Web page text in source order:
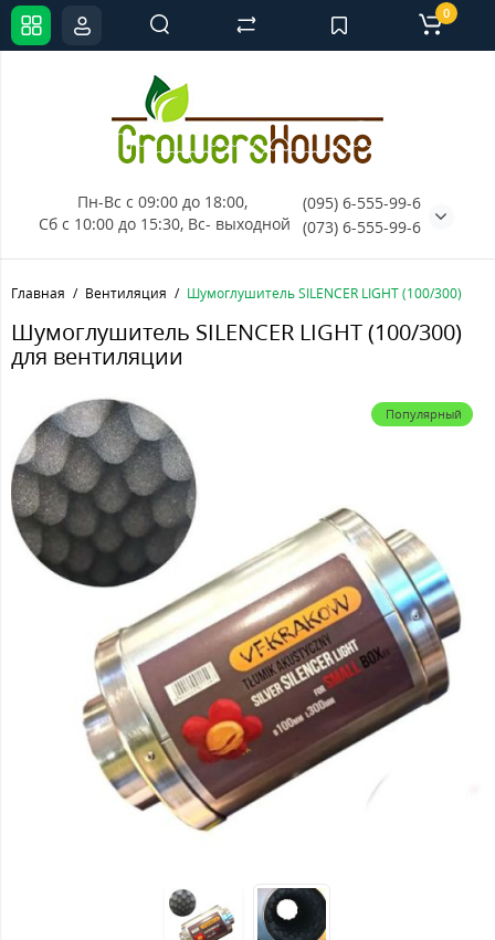
Пн-Вс с 09:00 до 18:00,
Сб с 10:00 до 15:30, Вс- выходной
(095) 6-555-99-6
(073) 6-555-99-6
0
Главная Вентиляция Шумоглушитель SILENCER LIGHT (100/300)
Шумоглушитель SILENCER LIGHT (100/300)
для вентиляции
Популярный